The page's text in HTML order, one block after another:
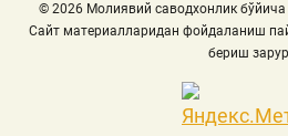
© 2026 Молиявий саводхонлик бўйича
Сайт материалларидан фойдаланиш
бериш зарур